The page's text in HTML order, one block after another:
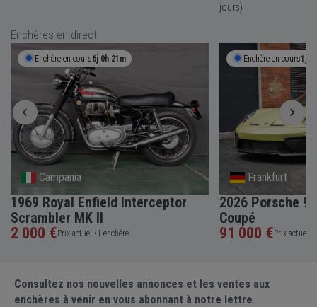
jours)
Enchères en direct
Enchère en cours6j 0h 21m
Campania
1969 Royal Enfield Interceptor
Scrambler MK II
2 000 €Prix actuel •1 enchère
Enchère en cours1j
Frankfurt
2026 Porsche
Coupé
91 000 €Prix actuel •
Consultez nos nouvelles annonces et les ventes aux
enchères à venir en vous abonnant à notre lettre